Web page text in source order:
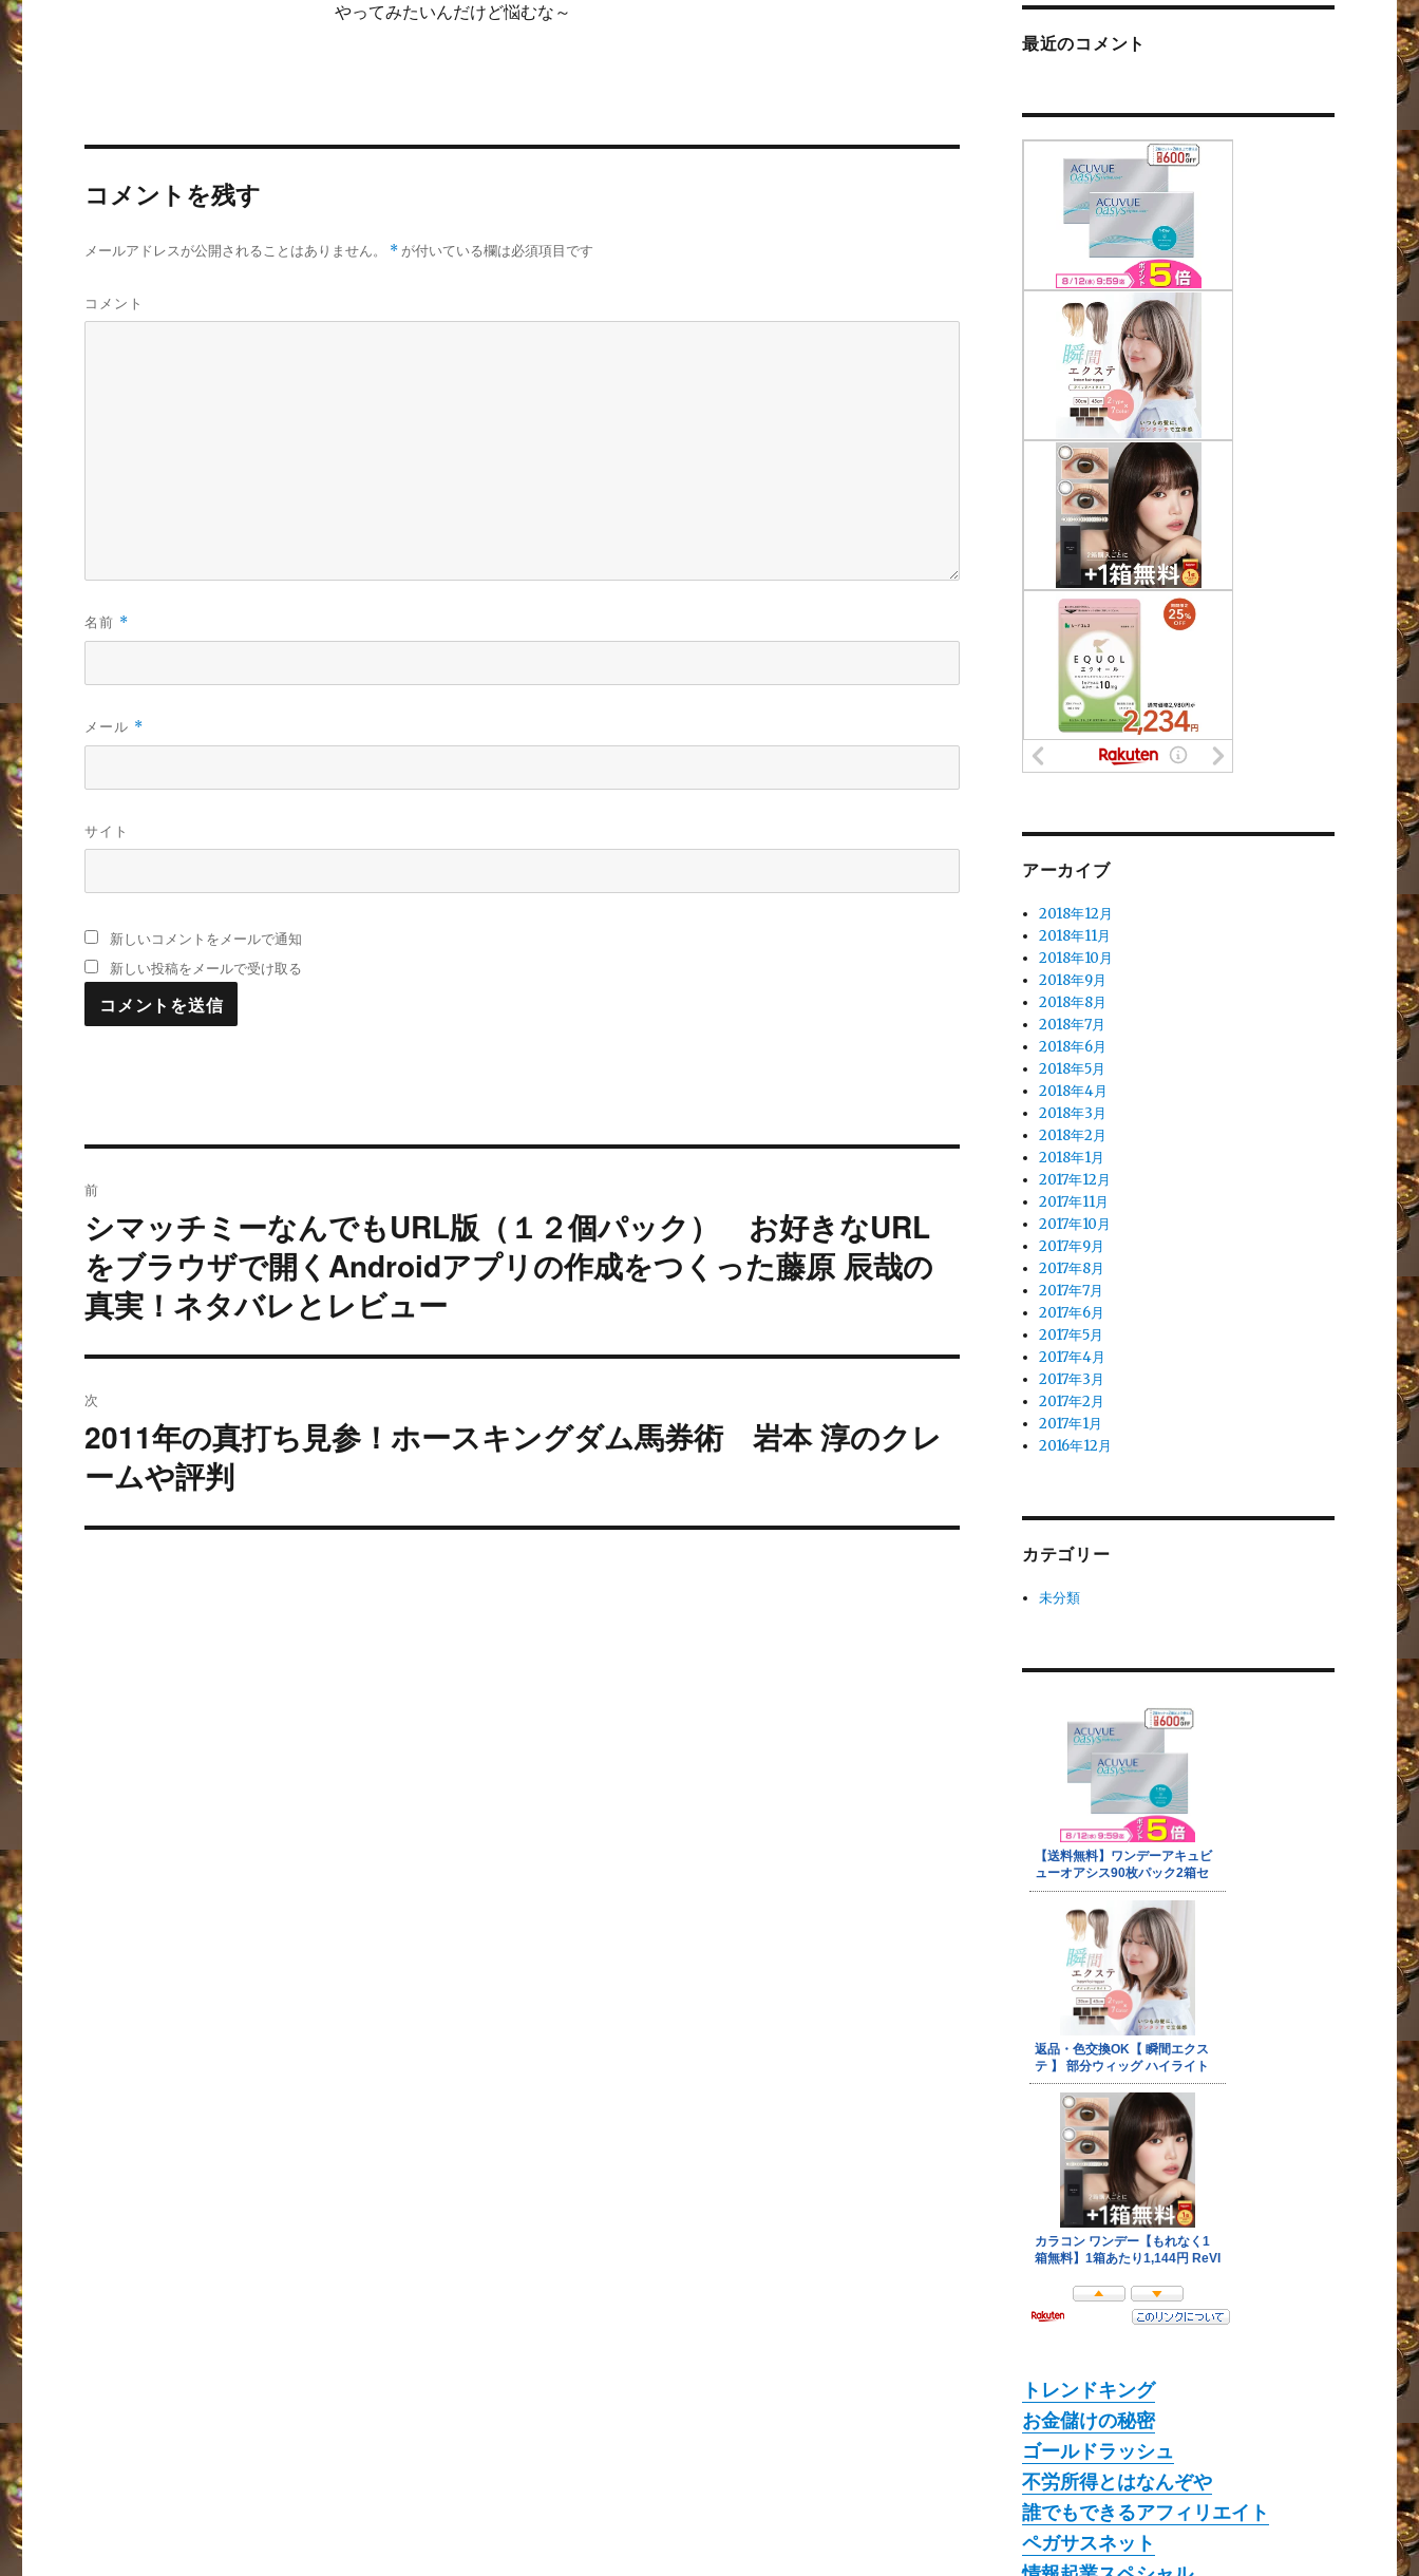
やってみたいんだけど悩むな～
コメントを残す
メールアドレスが公開されることはありません。 * が付いている欄は必須項目です
コメント
名前 *
メール *
サイト
新しいコメントをメールで通知
新しい投稿をメールで受け取る
稿
ナ
ビ
ゲ
ー
シ
ョ
ン
前
過
去
の
投
シマッチミーなんでもURL版（１２個パック） お好きなURL
をブラウザで開くAndroidアプリの作成をつくった藤原 辰哉の
真実！ネタバレとレビュー
次
次
稿:
2011年の真打ち見参！ホースキングダム馬券術 岩本 淳のクレ
ームや評判
最近のコメント
アーカイブ
2018年12月
2018年11月
2018年10月
2018年9月
2018年8月
2018年7月
2018年6月
2018年5月
2018年4月
2018年3月
2018年2月
2018年1月
2017年12月
2017年11月
2017年10月
2017年9月
2017年8月
2017年7月
2017年6月
2017年5月
2017年4月
2017年3月
2017年2月
2017年1月
2016年12月
カテゴリー
未分類
トレンドキング
お金儲けの秘密
ゴールドラッシュ
不労所得とはなんぞや
誰でもできるアフィリエイト
ペガサスネット